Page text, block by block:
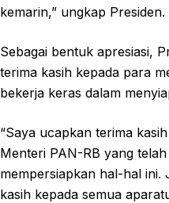
kemarin,” ungkap Presiden.
Sebagai bentuk apresiasi,
terima kasih kepada para
bekerja keras dalam
“Saya ucapkan terima
Menteri PAN-RB yang
mempersiapkan hal-hal ini.
kasih kepada semua